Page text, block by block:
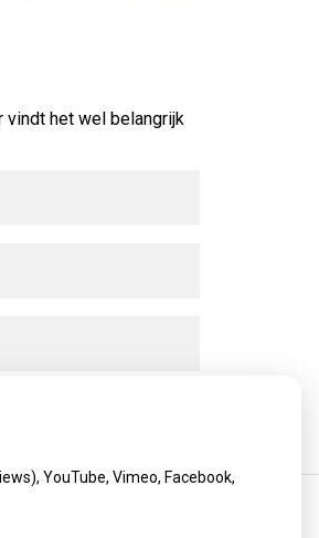
vindt het wel belangrijk
YouTube, Vimeo, Facebook,